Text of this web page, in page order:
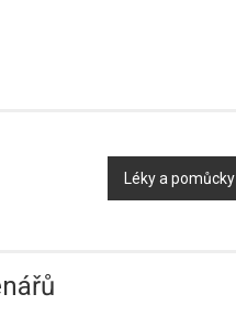
Léky a pomůcky